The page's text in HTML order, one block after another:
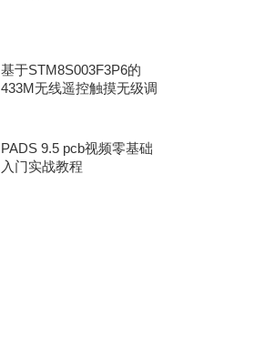
基于STM8S003F3P6的
433M无线遥控触摸无级调
PADS 9.5 pcb视频零基础
入门实战教程